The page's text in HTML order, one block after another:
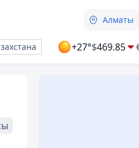
Алматы
+27°$469.85